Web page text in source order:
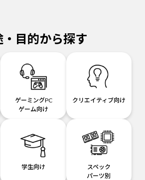
・目的から探す
ゲーミングPC
ゲーム向け
クリエイティブ向け
学生向け
スペック
パーツ別